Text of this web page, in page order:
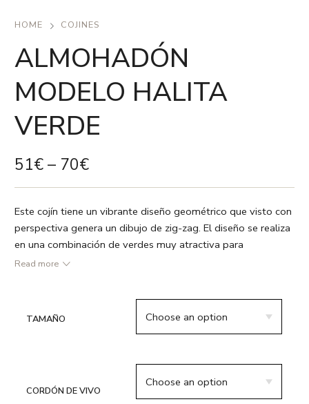
HOME COJINES
ALMOHADÓN
MODELO HALITA
VERDE
51€– 70€
Este cojín tiene un vibrante diseño geométrico que visto con
perspectiva genera un dibujo de zig-zag. El diseño se realiza
en una combinación de verdes muy atractiva para
decoraciones exteriores. Puedes elegir decorarlo con un
tratamiento hidrófugo que te ayudará a mantenerlo en
perfecto estado todo el verano, además es desenfundable
El relleno que incluímos es ultraconfortable y te hará sentir
● Blanco / Gama de verdes
Read more
TAMAÑO
CORDÓN DE VIVO